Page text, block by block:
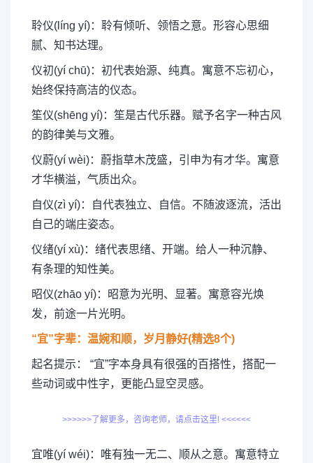
聆仪(líng yí)：聆有倾听、领悟之意。形容心思细
腻、知书达理。
仪初(yí chū)：初代表始源、纯真。寓意不忘初心，
始终保持高洁的仪态。
笙仪(shēng yí)：笙是古代乐器。赋予名字一种古风
的韵律美与文雅。
仪蔚(yí wèi)：蔚指草木茂盛，引申为有才华。寓意
才华横溢，气质出众。
自仪(zì yí)：自代表独立、自信。不随波逐流，活出
自己的端庄姿态。
仪绪(yí xù)：绪代表思绪、开端。给人一种沉静、
有条理的知性美。
昭仪(zhāo yí)：昭意为光明、显著。寓意容光焕
发，前途一片光明。
“宜”字辈：温婉和顺，岁月静好(精选8个)
起名提示： “宜”字本身具有很强的百搭性，搭配一
些动词或中性字，更能凸显空灵感。
>>>>>>了解更多，咨询老师，请点击这里! <<<<<<
宜唯(yí wéi)：唯有独一无二、顺从之意。寓意特立